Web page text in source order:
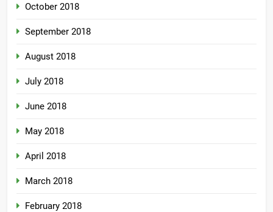
October 2018
September 2018
August 2018
July 2018
June 2018
May 2018
April 2018
March 2018
February 2018